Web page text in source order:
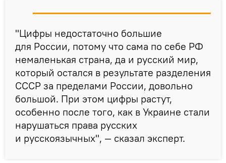
"Цифры недостаточно большие
для России, потому что сама по себе РФ
немаленькая страна, да и русский мир,
который остался в результате разделения
СССР за пределами России, довольно
большой. При этом цифры растут,
особенно после того, как в Украине стали
нарушаться права русских
и русскоязычных", — сказал эксперт.